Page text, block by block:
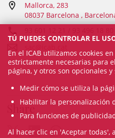
Mallorca, 283
08037 Barcelona ,
Share
TÚ PUEDES CONTROLAR EL
En el ICAB utilizamos cookies
estrictamente necesarias para
página, y otros son opcionales
Medir cómo se utiliza la
Habilitar la personalización
Para funciones de
Al hacer clic en 'Aceptar todas',